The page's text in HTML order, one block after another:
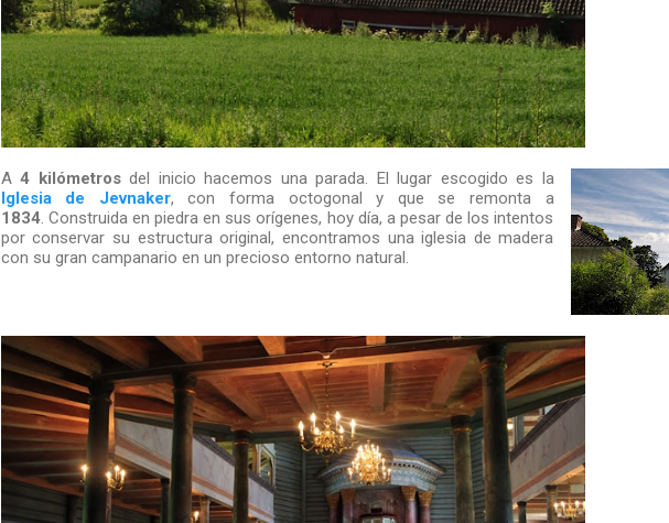
A 4 kilómetrosdel inicio hacemos una parada. El lugar escogido es la
Iglesia de Jevnaker, con forma octogonal y que se remonta a
1834. Construida en piedra en sus orígenes, hoy día, a pesar de los intentos
por conservar su estructura original, encontramos una iglesia de madera
con su gran campanario en un precioso entorno natural.